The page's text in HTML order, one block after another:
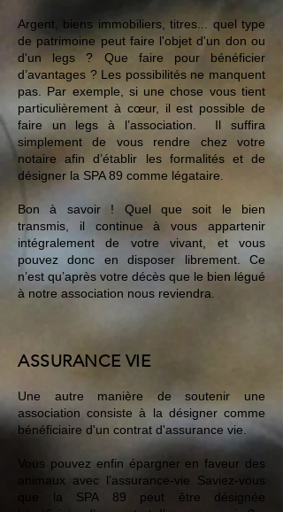
Argent, biens immobiliers, titres... quel type
de patrimoine peut faire l'objet d'un don ou
d'un legs ? Que faire pour bénéficier
d’avantages ? Les possibilités ne manquent
pas. Par exemple, si une chose vous tient
particulièrement à cœur, il est possible de
faire un legs à l’association. Il suffira
simplement de vous rendre chez votre
notaire afin d’établir les formalités et de
désigner la SPA 89 comme légataire.
Bon à savoir ! Quel que soit le bien
transmis, il continue à vous appartenir
intégralement de votre vivant, et vous
pouvez donc en disposer librement. Ce
n’est qu’après votre décès que le bien légué
à notre association nous reviendra.
ASSURANCE VIE
Une autre manière de soutenir une
association consiste à la désigner comme
bénéficiaire d'un contrat d'assurance vie.
Vous pouvez enfin épargner en faveur des
animaux avec l’assurance-vie Saviez-vous
que la SPA 89 peut être désignée